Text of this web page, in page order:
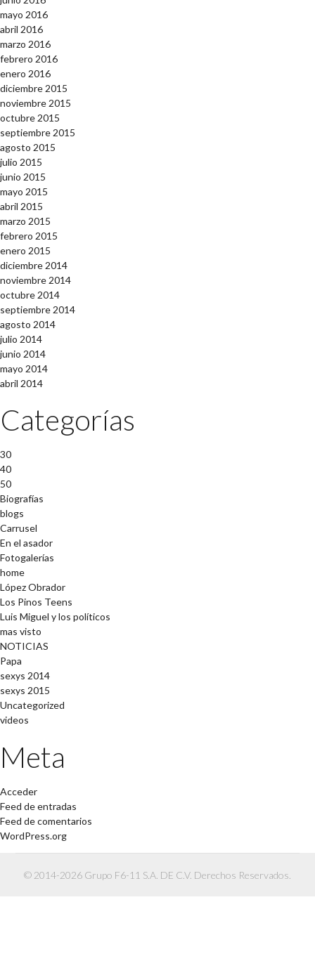
mayo 2016
abril 2016
marzo 2016
febrero 2016
enero 2016
diciembre 2015
noviembre 2015
octubre 2015
septiembre 2015
agosto 2015
julio 2015
junio 2015
mayo 2015
abril 2015
marzo 2015
febrero 2015
enero 2015
diciembre 2014
noviembre 2014
octubre 2014
septiembre 2014
agosto 2014
julio 2014
junio 2014
mayo 2014
abril 2014
Categorías
30
40
50
Biografías
blogs
Carrusel
En el asador
Fotogalerías
home
López Obrador
Los Pinos Teens
Luis Miguel y los políticos
mas visto
NOTICIAS
Papa
sexys 2014
sexys 2015
Uncategorized
videos
Meta
Acceder
Feed de entradas
Feed de comentarios
WordPress.org
© 2014-2026 Grupo F6-11 S.A. DE C.V. Derechos Reservados.